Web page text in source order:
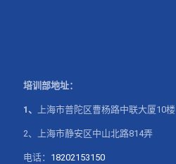
培训部地址：
1、 上海市普陀区曹杨路中联大厦10楼
2、上海市静安区中山北路814弄
电话： 18202153150